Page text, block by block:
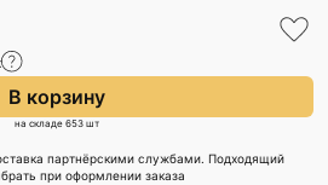
В корзину
на складе 653 шт
партнёрскими службами. Подходящий
при оформлении заказа